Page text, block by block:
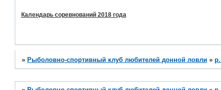
Календарь соревнований 2018 года
» Рыболовно-спортивный клуб любителей донной ловли »